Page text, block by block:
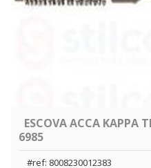
ESCOVA ACCA KAPPA
6985
#ref: 8008230012383